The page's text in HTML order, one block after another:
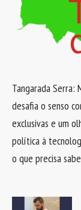
Tangarada Serra:
desafia o senso
exclusivas e um
política à
o que precisa